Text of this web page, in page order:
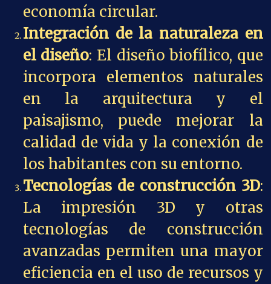
economía circular.
Integración de la naturaleza en
el diseño: El diseño biofílico, que
incorpora elementos naturales
en la arquitectura y el
paisajismo, puede mejorar la
calidad de vida y la conexión de
los habitantes con su entorno.
Tecnologías de construcción 3D:
La impresión 3D y otras
tecnologías de construcción
avanzadas permiten una mayor
eficiencia en el uso de recursos y